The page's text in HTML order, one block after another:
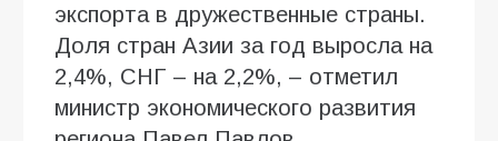
экспорта в дружественные страны.
Доля стран Азии за год выросла на
2,4%, СНГ – на 2,2%, – отметил
министр экономического развития